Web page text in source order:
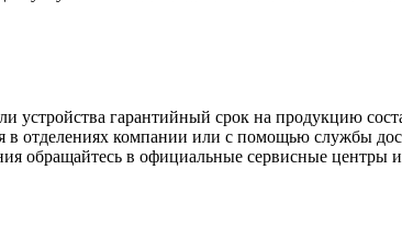
устройства гарантийный срок на продукцию
в отделениях компании или с помощью службы
обращайтесь в официальные сервисные